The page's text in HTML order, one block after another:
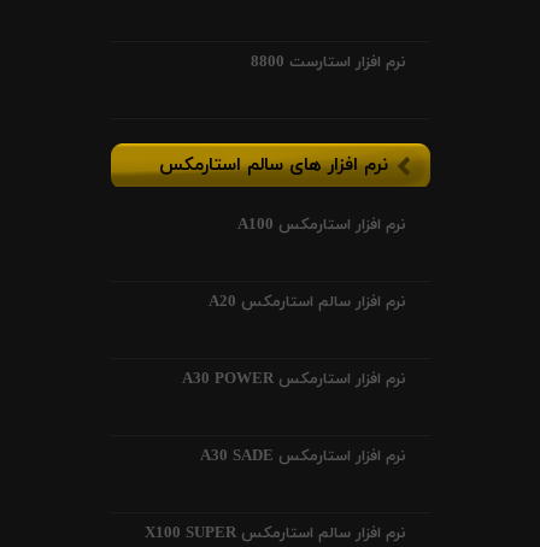
نرم افزار استارست 8800
نرم افزار های سالم استارمکس
نرم افزار استارمکس A100
نرم افزار سالم استارمکس A20
نرم افزار استارمکس A30 POWER
نرم افزار استارمکس A30 SADE
نرم افزار سالم استارمکس X100 SUPER